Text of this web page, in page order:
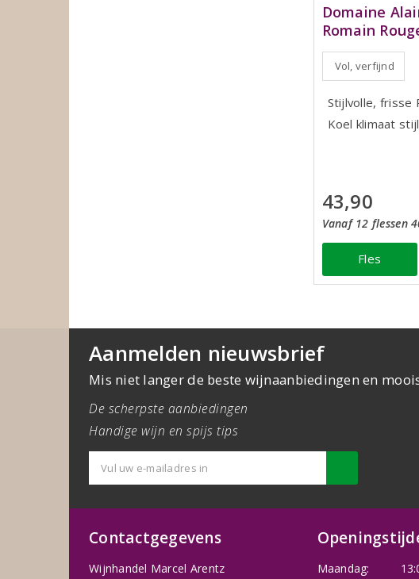
Domaine
Romain
Vol, verfijnd
Stijlvolle, frisse
Koel klimaat stijl
43,90
Vanaf 12 flessen
Fles
Aanmelden nieuwsbrief
Mis niet langer de beste wijnaanbiedingen en
De scherpste aanbiedingen
Handige wijn en spijs tips
Contactgegevens
Wijnhandel Marcel Arentz
Maandag: